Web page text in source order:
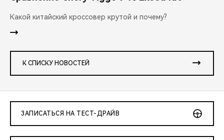
Какой китайский кроссовер крутой и почему?
К СПИСКУ НОВОСТЕЙ
ЗАПИСАТЬСЯ НА ТЕСТ-ДРАЙВ